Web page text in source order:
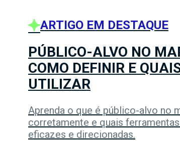
ARTIGO EM DESTAQUE
PÚBLICO-ALVO NO
COMO DEFINIR E
UTILIZAR
Aprenda o que é público-alvo no
corretamente e quais
eficazes e direcionadas.